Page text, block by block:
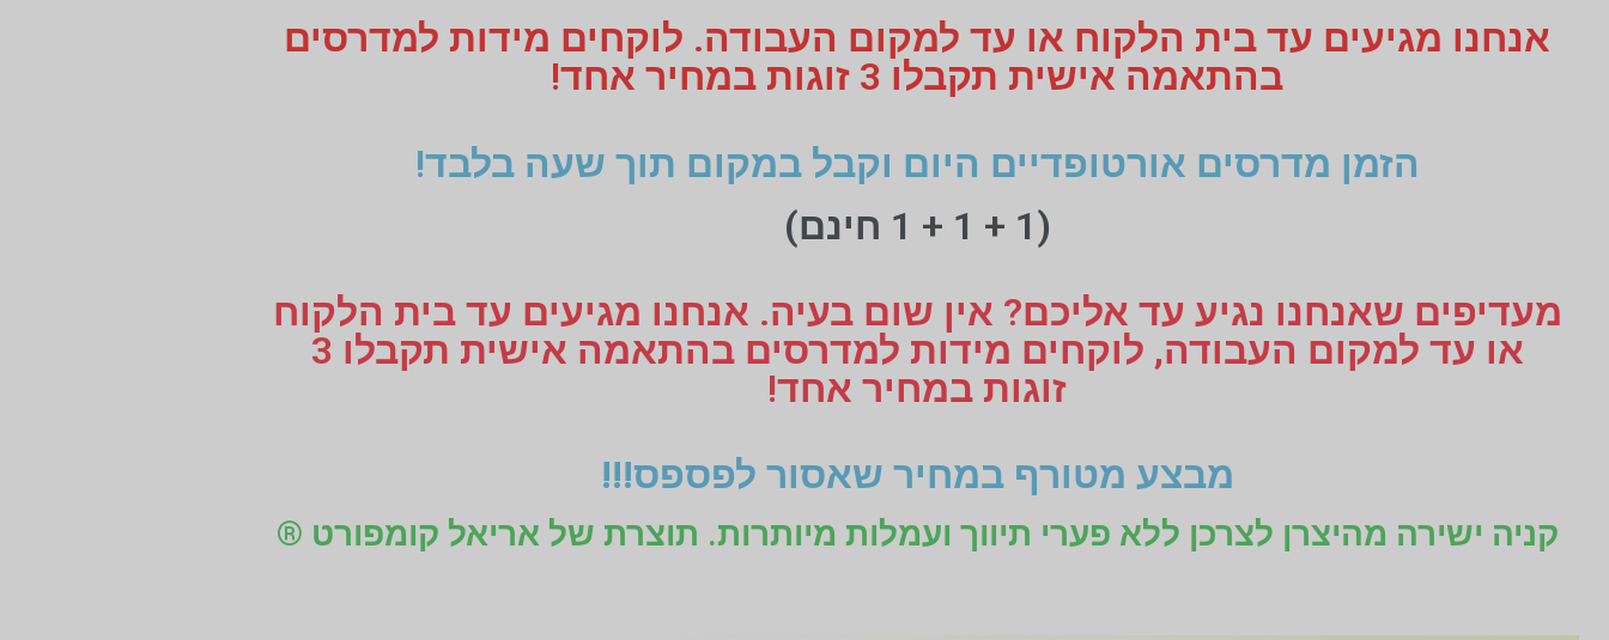
אנחנו מגיעים עד בית הלקוח או עד למקום העבודה. לוקחים מידות למדרסים
בהתאמה אישית תקבלו 3 זוגות במחיר אחד!
הזמן מדרסים אורטופדיים היום וקבל במקום תוך שעה בלבד!
(1 + 1 + 1 חינם)
מעדיפים שאנחנו נגיע עד אליכם? אין שום בעיה. אנחנו מגיעים עד בית הלקוח
או עד למקום העבודה, לוקחים מידות למדרסים בהתאמה אישית תקבלו 3
זוגות במחיר אחד!
מבצע מטורף במחיר שאסור לפספס!!!
קניה ישירה מהיצרן לצרכן ללא פערי תיווך ועמלות מיותרות. תוצרת של אריאל קומפורט ®